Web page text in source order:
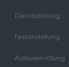
Dienstplanung
Festanstellung
Ärztevermittlung